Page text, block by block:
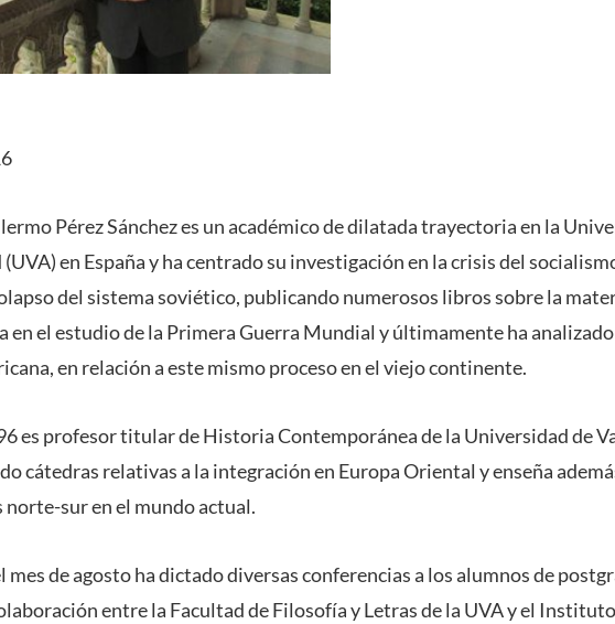
Pérez Sánchez es un académico de dilatada trayectoria en la
en España y ha centrado su investigación en la crisis del
del sistema soviético, publicando numerosos libros sobre la
en el estudio de la Primera Guerra Mundial y últimamente ha
en relación a este mismo proceso en el viejo continente.
es profesor titular de Historia Contemporánea de la Universidad de
cátedras relativas a la integración en Europa Oriental y enseña
norte-sur en el mundo actual.
mes de agosto ha dictado diversas conferencias a los alumnos de
entre la Facultad de Filosofía y Letras de la UVA y el